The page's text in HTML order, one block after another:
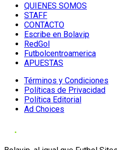
QUIENES SOMOS
STAFF
CONTACTO
Escribe en Bolavip
RedGol
Futbolcentroamerica
APUESTAS
Términos y Condiciones
Políticas de Privacidad
Política Editorial
Ad Choices